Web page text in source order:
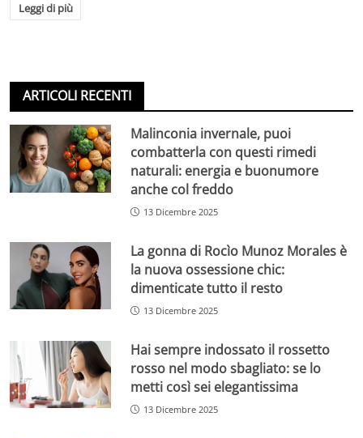
Leggi di più
ARTICOLI RECENTI
Malinconia invernale, puoi
combatterla con questi rimedi
naturali: energia e buonumore
anche col freddo
13 Dicembre 2025
La gonna di Rocìo Munoz Morales è
la nuova ossessione chic:
dimenticate tutto il resto
13 Dicembre 2025
Hai sempre indossato il rossetto
rosso nel modo sbagliato: se lo
metti così sei elegantissima
13 Dicembre 2025